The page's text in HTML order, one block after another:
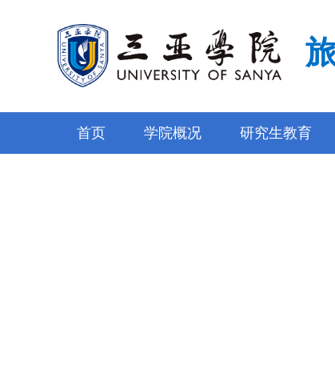
首页 学院概况 研究生教育